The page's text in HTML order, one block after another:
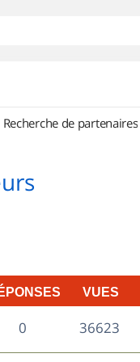
de partenaires
VUES
0R
é
36623V
u